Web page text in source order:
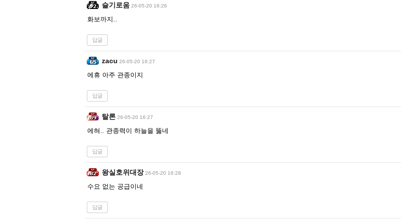
슬기로움 26-05-20 16:26
화보까지..
답글
zacu 26-05-20 16:27
에휴 아주 관종이지
답글
탈론 26-05-20 16:27
에혀.. 관종력이 하늘을 뚫네
답글
왕실호위대장 26-05-20 16:28
수요 없는 공급이네
답글